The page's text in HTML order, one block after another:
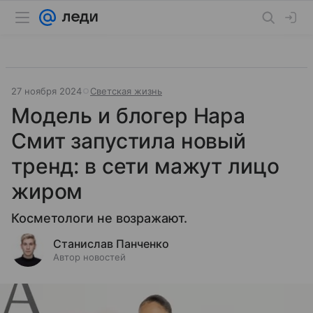
27 ноября 2024 Светская жизнь
Модель и блогер Нара
Смит запустила новый
тренд: в сети мажут лицо
жиром
Косметологи не возражают.
Станислав Панченко
Автор новостей